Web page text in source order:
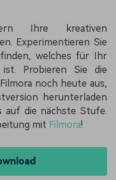
Ihre kreativen
Experimentieren Sie
welches für Ihr
Probieren Sie die
noch heute aus,
herunterladen
auf die nächste Stufe.
mit Filmora!